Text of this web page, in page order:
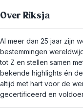
Over Riksja
Al meer dan 25 jaar zijn
bestemmingen
tot Z en stellen samen
bekende highlights én
altijd met hart voor de
gecertificeerd en